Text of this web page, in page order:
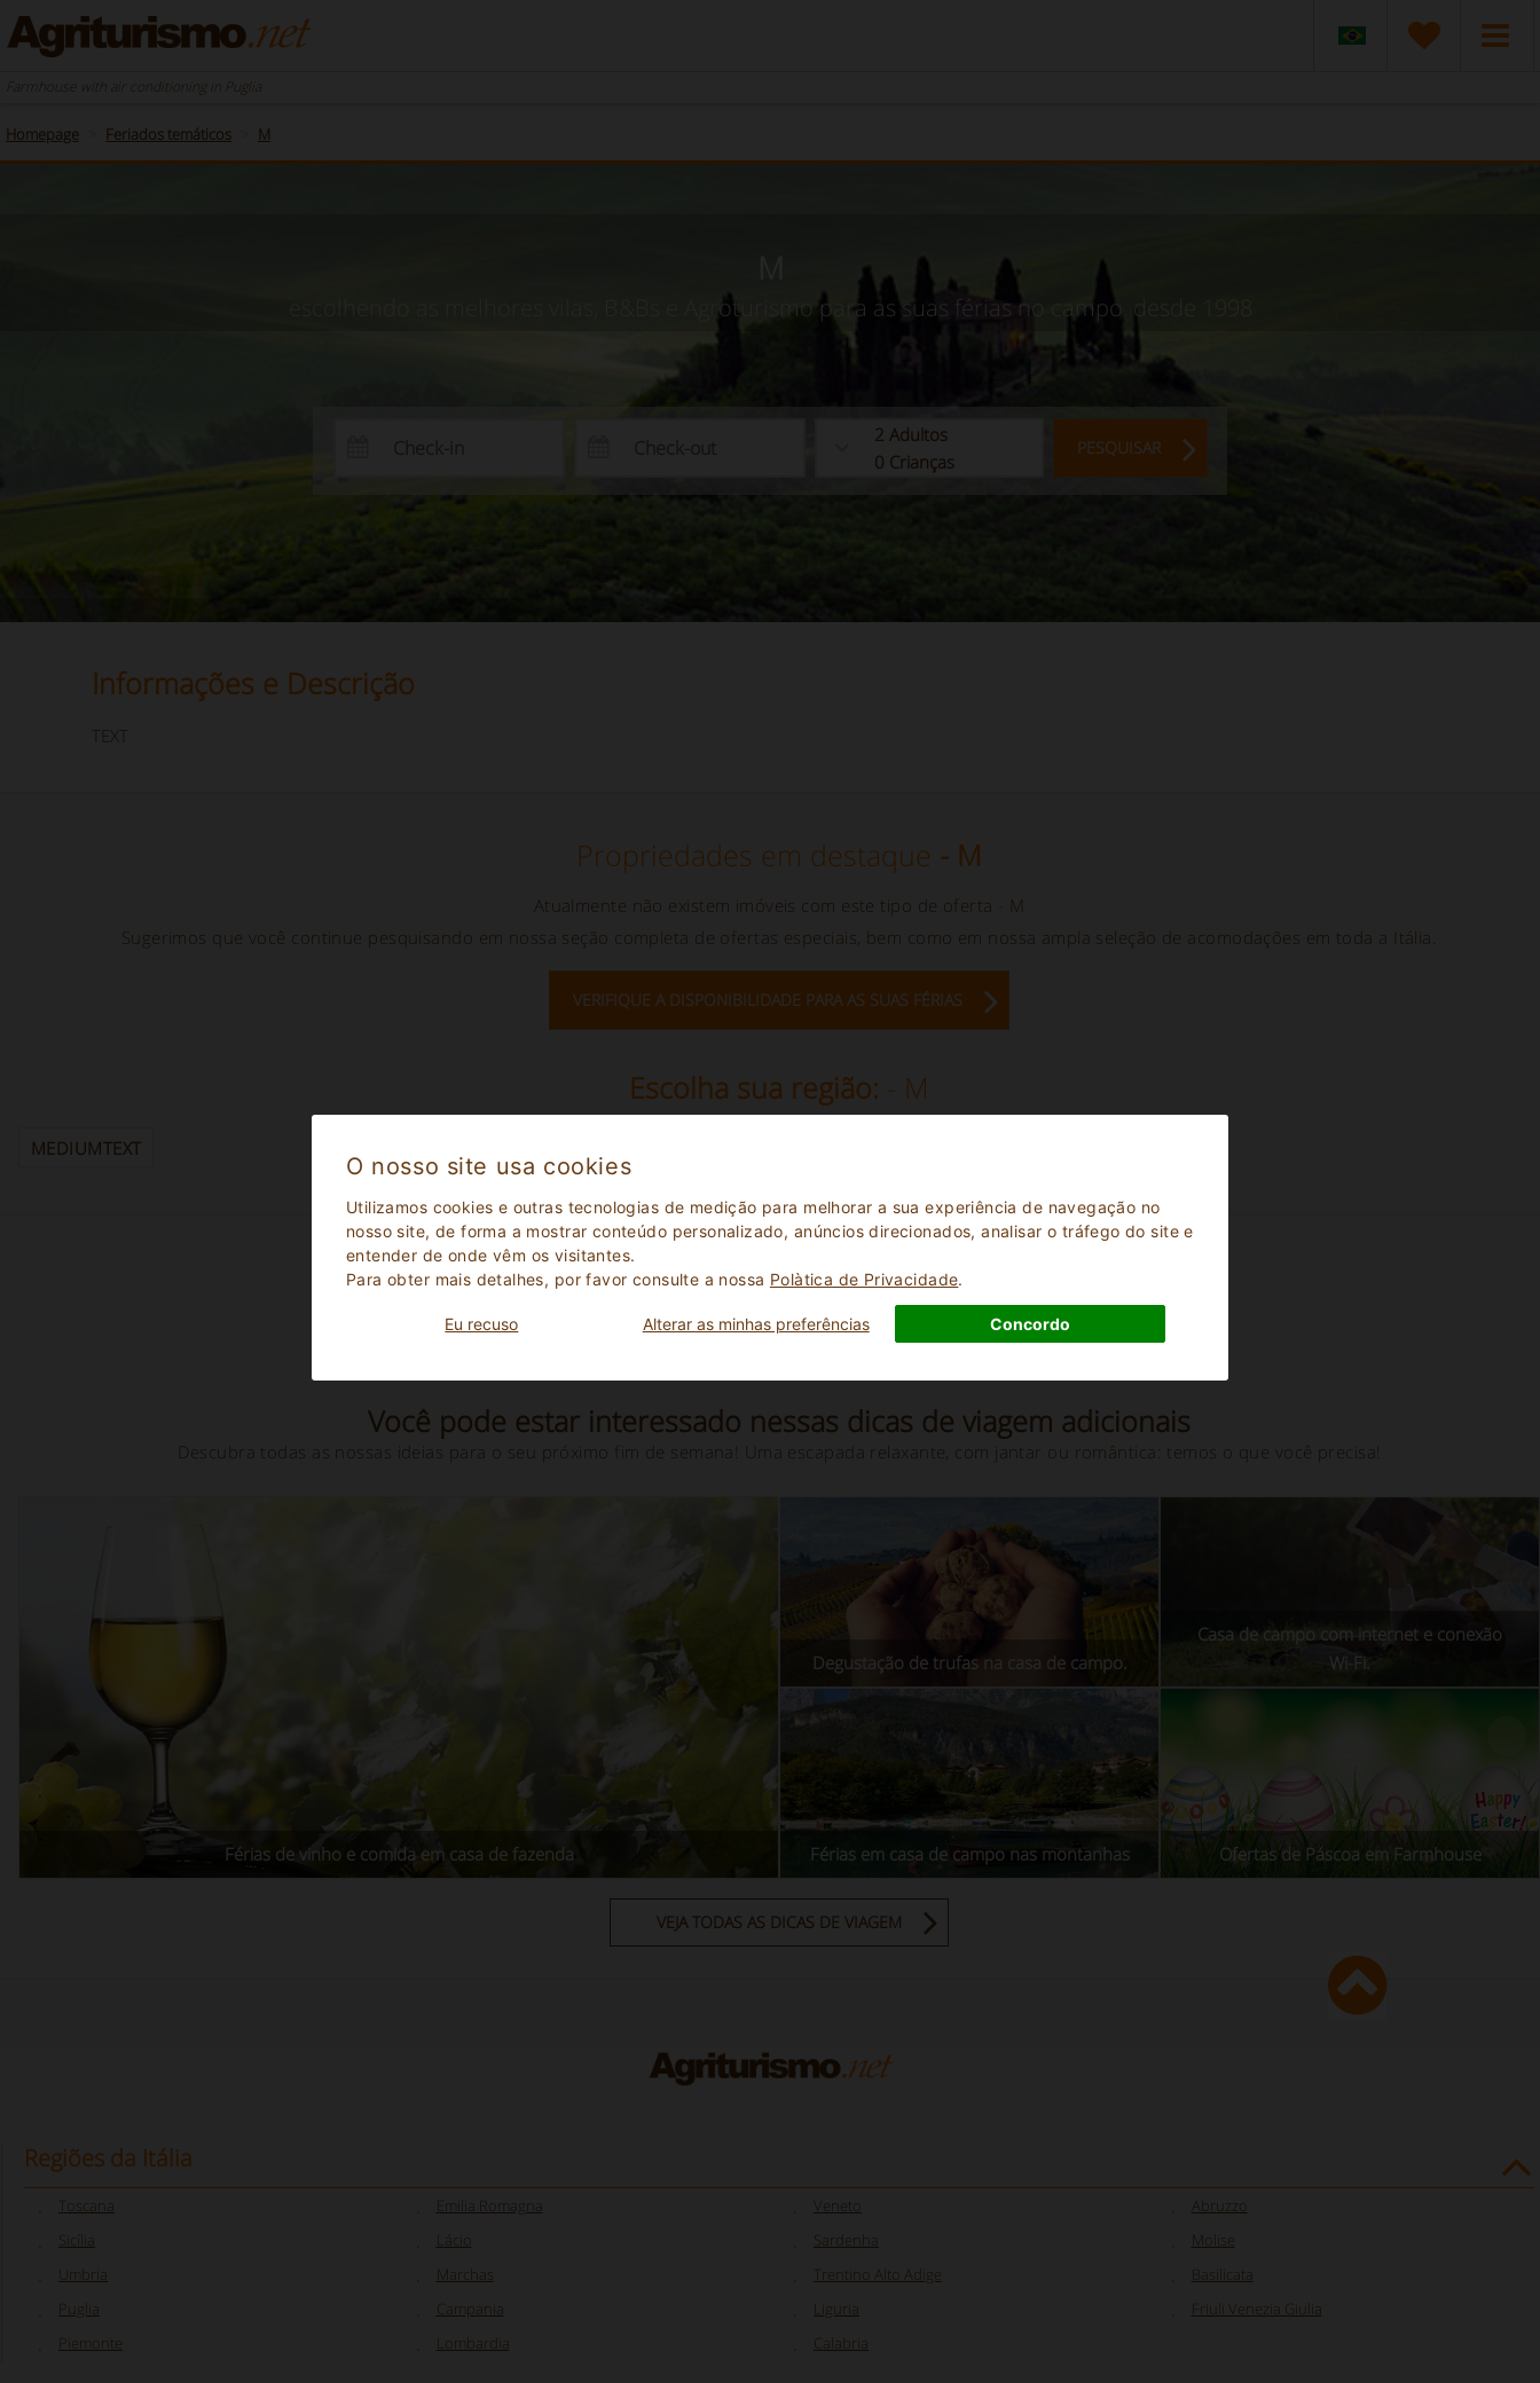
O nosso site usa cookies
Utilizamos cookies e outras tecnologias de medição para melhorar a sua experiência de navegação no
nosso site, de forma a mostrar conteúdo personalizado, anúncios direcionados, analisar o tráfego do site e
entender de onde vêm os visitantes.
Para obter mais detalhes, por favor consulte a nossa Polà­tica de Privacidade.
Eu recuso Alterar as minhas preferências Concordo
Farmhouse with air conditioning in Puglia
Homepage Feriados temáticos M
escolhendo as melhores vilas, B&Bs e Agroturismo para as suas férias no campo, desde 1998
2 Adultos
0 Crianças
PESQUISAR
Informações e Descrição
TEXT
Propriedades em destaque - M
Atualmente não existem imóveis com este tipo de oferta
- M
Sugerimos que você continue pesquisando em nossa seção completa de ofertas especiais, bem como em nossa ampla seleção de acomodações em toda a Itália.
VERIFIQUE A DISPONIBILIDADE PARA AS SUAS FÉRIAS
Escolha sua região: - M
MEDIUMTEXT
Veja os itens relacionados- M
Você pode estar interessado nessas dicas de viagem adicionais
Descubra todas as nossas ideias para o seu próximo fim de semana! Uma escapada relaxante, com jantar ou romântica: temos o que você precisa!
Férias de vinho e comida em casa de fazenda
Degustação de trufas na casa de campo.
Casa de campo com internet e conexão
Wi-Fi.
Férias em casa de campo nas montanhas Ofertas de Páscoa em Farmhouse
VEJA TODAS AS DICAS DE VIAGEM
Regiões da Itália
Toscana
Sicília
Umbria
Puglia
Piemonte
Emilia Romagna
Lácio
Marchas
Campania
Lombardia
Veneto
Sardenha
Trentino Alto Adige
Liguria
Calabria
Abruzzo
Molise
Basilicata
Friuli Venezia Giulia